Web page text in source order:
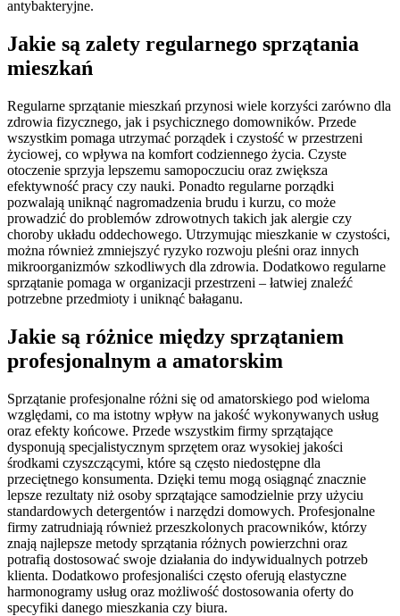
antybakteryjne.
Jakie są zalety regularnego sprzątania
mieszkań
Regularne sprzątanie mieszkań przynosi wiele korzyści zarówno dla
zdrowia fizycznego, jak i psychicznego domowników. Przede
wszystkim pomaga utrzymać porządek i czystość w przestrzeni
życiowej, co wpływa na komfort codziennego życia. Czyste
otoczenie sprzyja lepszemu samopoczuciu oraz zwiększa
efektywność pracy czy nauki. Ponadto regularne porządki
pozwalają uniknąć nagromadzenia brudu i kurzu, co może
prowadzić do problemów zdrowotnych takich jak alergie czy
choroby układu oddechowego. Utrzymując mieszkanie w czystości,
można również zmniejszyć ryzyko rozwoju pleśni oraz innych
mikroorganizmów szkodliwych dla zdrowia. Dodatkowo regularne
sprzątanie pomaga w organizacji przestrzeni – łatwiej znaleźć
potrzebne przedmioty i uniknąć bałaganu.
Jakie są różnice między sprzątaniem
profesjonalnym a amatorskim
Sprzątanie profesjonalne różni się od amatorskiego pod wieloma
względami, co ma istotny wpływ na jakość wykonywanych usług
oraz efekty końcowe. Przede wszystkim firmy sprzątające
dysponują specjalistycznym sprzętem oraz wysokiej jakości
środkami czyszczącymi, które są często niedostępne dla
przeciętnego konsumenta. Dzięki temu mogą osiągnąć znacznie
lepsze rezultaty niż osoby sprzątające samodzielnie przy użyciu
standardowych detergentów i narzędzi domowych. Profesjonalne
firmy zatrudniają również przeszkolonych pracowników, którzy
znają najlepsze metody sprzątania różnych powierzchni oraz
potrafią dostosować swoje działania do indywidualnych potrzeb
klienta. Dodatkowo profesjonaliści często oferują elastyczne
harmonogramy usług oraz możliwość dostosowania oferty do
specyfiki danego mieszkania czy biura.